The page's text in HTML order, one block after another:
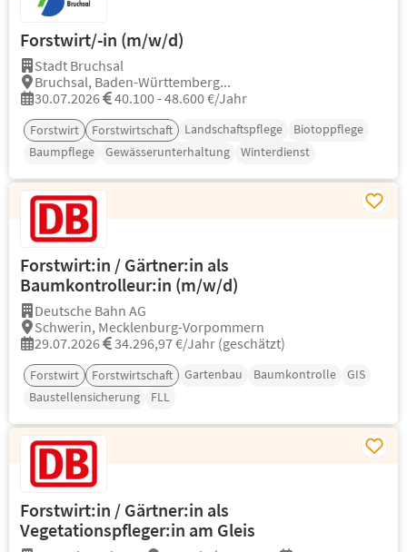
Forstwirt/-in (m/w/d)
Stadt Bruchsal
Bruchsal, Baden-Württemberg...
30.07.2026
40.100 - 48.600 €/Jahr
Forstwirt Forstwirtschaft Landschaftspflege
Biotoppflege
Baumpflege
Gewässerunterhaltung Winterdienst
Forstwirt:in / Gärtner:in als
Baumkontrolleur:in (m/w/d)
Deutsche Bahn AG
Schwerin, Mecklenburg-Vorpommern
29.07.2026
34.296,97 €/Jahr (geschätzt)
Forstwirt Forstwirtschaft Gartenbau Baumkontrolle
GIS
Baustellensicherung
FLL
Forstwirt:in / Gärtner:in als
Vegetationspfleger:in am Gleis